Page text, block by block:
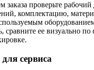
проверьте рабочий
комплектацию,
сравните ее визуально по
сервиса